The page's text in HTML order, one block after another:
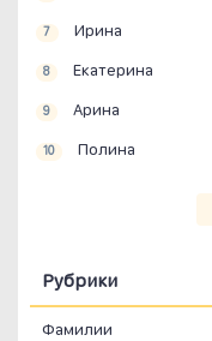
7 Ирина
8 Екатерина
9 Арина
10 Полина
Рубрики
Фамилии